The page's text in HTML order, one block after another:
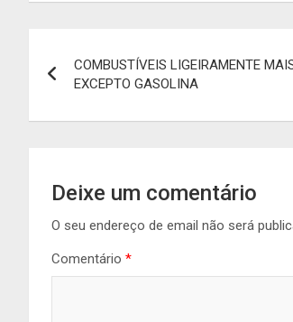
de
artigos
COMBUSTÍVEIS LIGEIRAMENTE
EXCEPTO GASOLINA
Deixe um comentário
O seu endereço de email não será
Comentário *